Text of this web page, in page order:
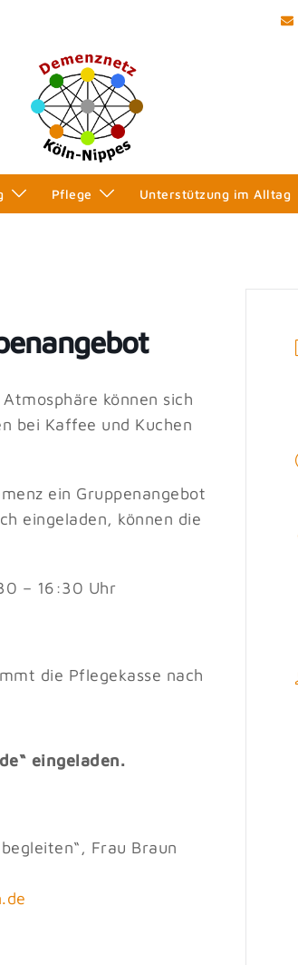
Pflege Unterstützung im Alltag
können sich
bei Kaffee und Kuchen
ein Gruppenangebot
eingeladen, können die
– 16:30 Uhr
die Pflegekasse nach
eingeladen.
Frau Braun